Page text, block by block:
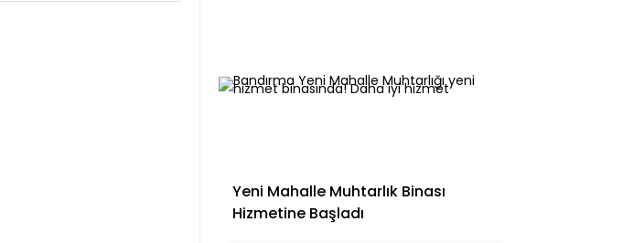
Yeni Mahalle Muhtarlık Binası
Hizmetine Başladı